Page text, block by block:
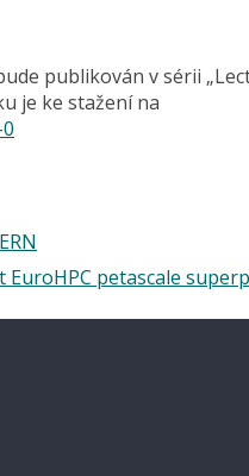
publikován v sérii
je ke stažení na
petascale